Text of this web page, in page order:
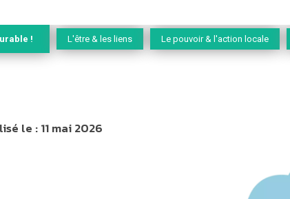
! L'être & les liens Le pouvoir & l'action locale
le :11 mai 2026